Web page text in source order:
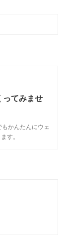
ってみませ
かんたんにウェ
す。